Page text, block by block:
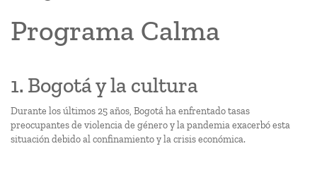
Programa Calma
1. Bogotá y la cultura
Durante los últimos 25 años, Bogotá ha enfrentado tasas
preocupantes de violencia de género y la pandemia exacerbó esta
situación debido al confinamiento y la crisis económica.